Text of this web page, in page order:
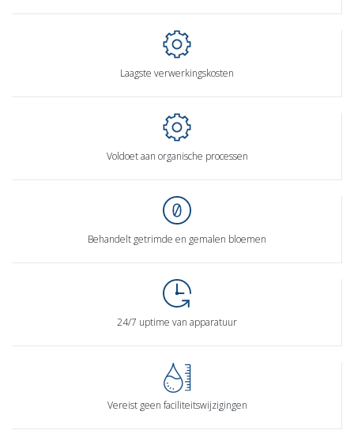
Laagste verwerkingskosten
Voldoet aan organische processen
Behandelt getrimde en gemalen bloemen
24/7 uptime van apparatuur
Vereist geen faciliteitswijzigingen